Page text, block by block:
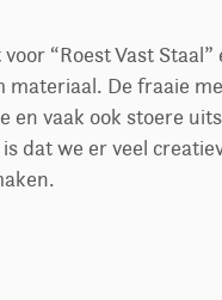
voor “Roest Vast
materiaal. De fraaie
en vaak ook stoere
dat we er veel